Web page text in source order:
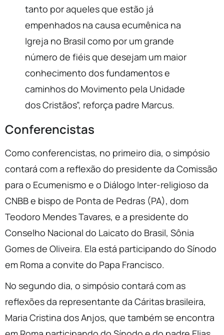
tanto por aqueles que estão já
empenhados na causa ecumênica na
Igreja no Brasil como por um grande
número de fiéis que desejam um maior
conhecimento dos fundamentos e
caminhos do Movimento pela Unidade
dos Cristãos”, reforça padre Marcus.
Conferencistas
Como conferencistas, no primeiro dia, o simpósio
contará com a reflexão do presidente da Comissão
para o Ecumenismo e o Diálogo Inter-religioso da
CNBB e bispo de Ponta de Pedras (PA), dom
Teodoro Mendes Tavares, e a presidente do
Conselho Nacional do Laicato do Brasil, Sônia
Gomes de Oliveira. Ela está participando do Sínodo
em Roma a convite do Papa Francisco.
No segundo dia, o simpósio contará com as
reflexões da representante da Cáritas brasileira,
Maria Cristina dos Anjos, que também se encontra